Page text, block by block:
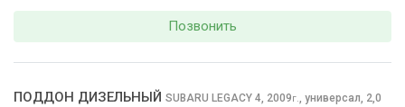
Позвонить
ПОДДОН ДИЗЕЛЬНЫЙ SUBARU LEGACY 4, 2009г., универсал, 2,0